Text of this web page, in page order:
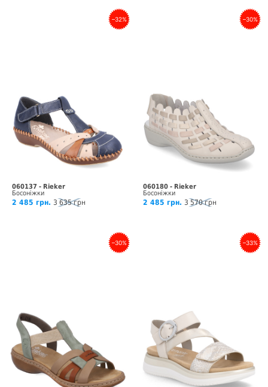
–32%
060137 - Rieker
Босоніжки
2 485 грн. 3 635 грн
–30%
060180 - Rieker
Босоніжки
2 485 грн. 3 570 грн
–30% –33%